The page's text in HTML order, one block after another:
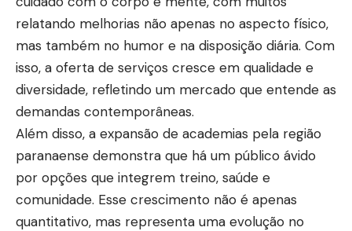
relatando melhorias não apenas no aspecto físico,
mas também no humor e na disposição diária. Com
isso, a oferta de serviços cresce em qualidade e
diversidade, refletindo um mercado que entende as
demandas contemporâneas.
Além disso, a expansão de academias pela região
paranaense demonstra que há um público ávido
por opções que integrem treino, saúde e
comunidade. Esse crescimento não é apenas
quantitativo, mas representa uma evolução no